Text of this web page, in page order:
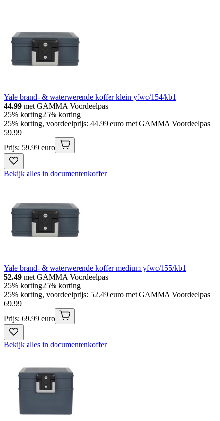
Yale brand- & waterwerende koffer klein yfwc/154/kb1
44.99 met GAMMA Voordeelpas
25% korting25% korting
25% korting, voordeelprijs: 44.99 euro met GAMMA Voordeelpas
59.99
Prijs: 59.99 euro
Bekijk alles in documentenkoffer
Yale brand- & waterwerende koffer medium yfwc/155/kb1
52.49 met GAMMA Voordeelpas
25% korting25% korting
25% korting, voordeelprijs: 52.49 euro met GAMMA Voordeelpas
69.99
Prijs: 69.99 euro
Bekijk alles in documentenkoffer